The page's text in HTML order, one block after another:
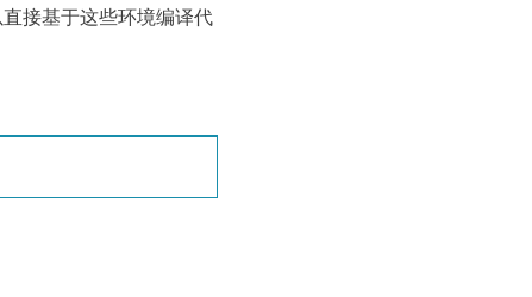
接基于这些环境编译代